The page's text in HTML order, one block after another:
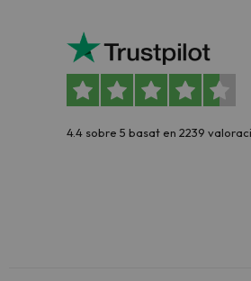
4.4 sobre 5 basat en 2239